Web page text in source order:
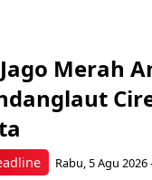
Merah
Rabu, 5 Agu 2026